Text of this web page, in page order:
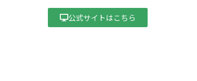
公式サイトはこちら